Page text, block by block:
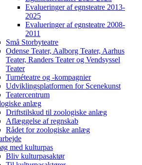
Evalueringer af egnsteatre 2013-
2025
Evalueringer af egnsteatre 2008-
2011
Små Storbyteatre
Odense Teater, Aalborg Teater, Aarhus
Teater, Randers Teater og Vendsyssel
Teater
Turnéteatre og -kompagnier
Udviklingsplatformen for Scenekunst
Teatercentrum
anlæg
Driftstilskud til zoologiske anlæg
Aflæggelse af regnskab
Rådet for zoologiske anlæg
med kulturpas
Bliv kulturpasaktør